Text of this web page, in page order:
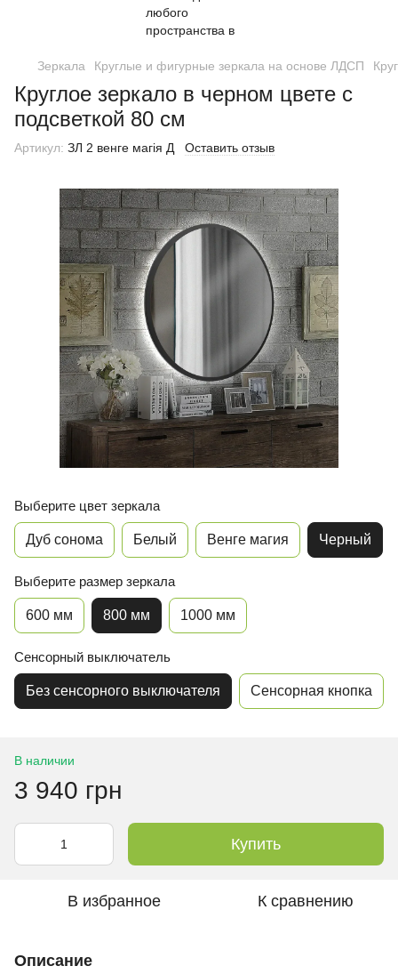
Зеркала Круглые и фигурные зеркала на основе ЛДСП
Круглое зеркало в черном цвете с
подсветкой 80 см
Артикул: ЗЛ 2 венге магія Д Оставить отзыв
Выберите цвет зеркала
Дуб сонома Белый Венге магия Черный
Выберите размер зеркала
600 мм 800 мм 1000 мм
Сенсорный выключатель
Без сенсорного выключателя Сенсорная кнопка
В наличии
3 940 грн
Купить
В избранное К сравнению
Описание